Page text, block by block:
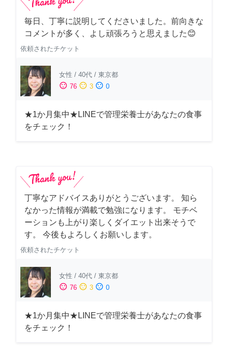
毎日、丁寧に説明してくださいました。前向きな
コメントが多く、よし頑張ろうと思えました😊
依頼されたチケット
女性 / 40代 / 東京都
sentiment_satisfied 76 sentiment_neutral 3 sentiment_dissatisfied 0
★1か月集中★LINEで管理栄養士があなたの食事
をチェック！
丁寧なアドバイスありがとうございます。 知ら
なかった情報が満載で勉強になります。 モチベ
ーションも上がり楽しくダイエット出来そうで
す。 今後もよろしくお願いします。
依頼されたチケット
女性 / 40代 / 東京都
sentiment_satisfied 76 sentiment_neutral 3 sentiment_dissatisfied 0
★1か月集中★LINEで管理栄養士があなたの食事
をチェック！